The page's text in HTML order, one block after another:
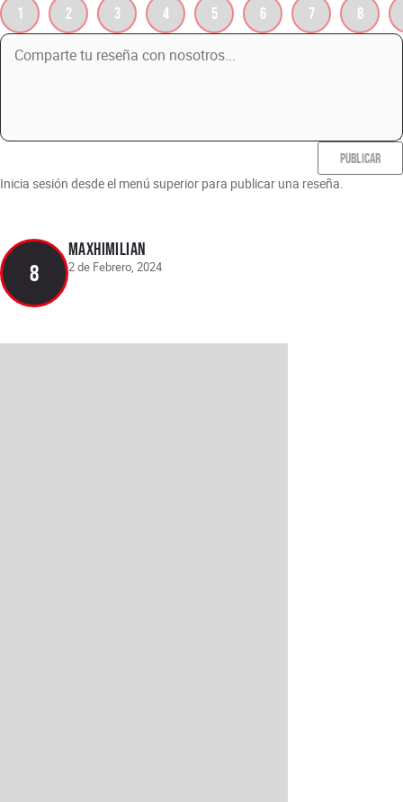
1 2 3 4 5 6 7 8
PUBLICAR
Inicia sesión desde el menú superior para publicar una reseña.
8
Maxhimilian
2 de Febrero, 2024